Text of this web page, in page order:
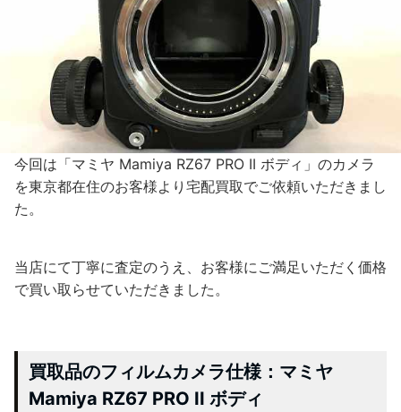
今回は「マミヤ Mamiya RZ67 PRO II ボディ」のカメラ
を東京都在住のお客様より宅配買取でご依頼いただきまし
た。
当店にて丁寧に査定のうえ、お客様にご満足いただく価格
で買い取らせていただきました。
買取品のフィルムカメラ仕様：マミヤ
Mamiya RZ67 PRO II ボディ